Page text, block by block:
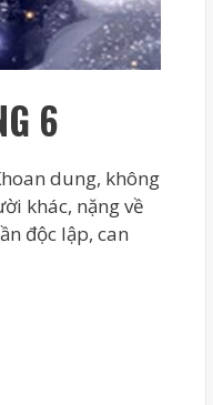
6
dung, không
khác, nặng về
độc lập, can